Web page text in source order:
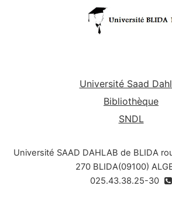
Université Saad
Bibliothèque
SNDL
Université SAAD DAHLAB de BLIDA
270 BLIDA(09100)